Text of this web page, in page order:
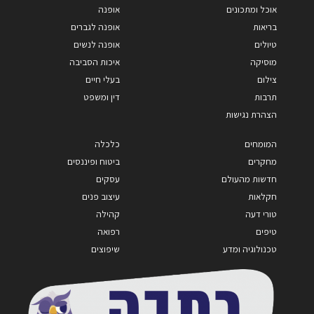
אוכל ומתכונים
בריאות
טיולים
מוסיקה
צילום
תרבות
הצהרת נגישות
אופנה
אופנה לגברים
אופנה לנשים
איכות הסביבה
בעלי חיים
דין ומשפט
המומחים
מחקרים
חדשות מהעולם
חקלאות
טורי דעה
טיפים
טכנולוגיה ומדע
כלכלה
ביטוח ופיננסים
עסקים
עיצוב פנים
קהילה
רפואה
שיפוצים